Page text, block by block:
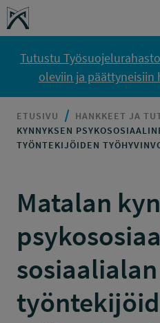
Siirry sisältöön
Työsuojelurahasto
Tutustu
oleviin ja päättyneisiin
ETUSIVU HANKKEET JA
KYNNYKSEN
TYÖNTEKIJÖIDEN
Matalan
sosiaalialan